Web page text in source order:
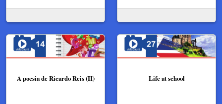
A poesia de Ricardo Reis (II) Life at school